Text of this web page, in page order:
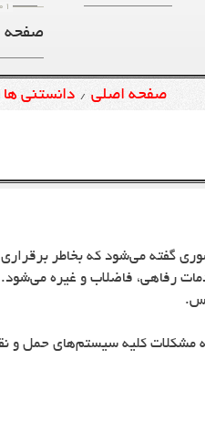
01
صفحه
صفحه اصلی / دانستنی ها
گفته می‌شود که بخاطر
رفاهی، فاضلاب و غیره
مشکلات کلیه سیستم‌های حمل و